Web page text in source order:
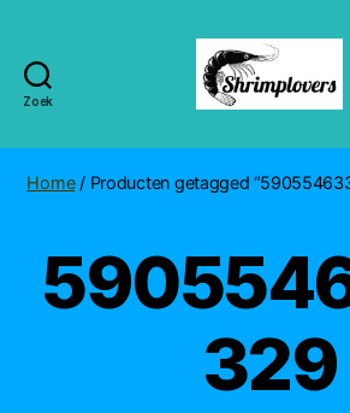
Zoek
Home/ Producten getagged
329